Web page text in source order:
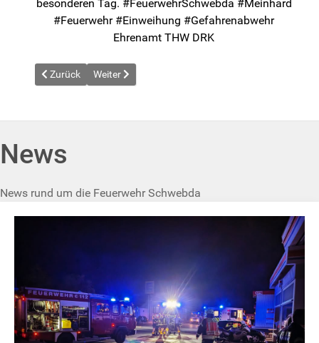
besonderen Tag. #FeuerwehrSchwebda #Meinhard
#Feuerwehr #Einweihung #Gefahrenabwehr
Ehrenamt THW DRK
Vorheriger Beitrag: News vom 2026-04-18
Zurück Nächster Beitrag: News vom 2026-05-25
Weiter
News
News rund um die Feuerwehr Schwebda